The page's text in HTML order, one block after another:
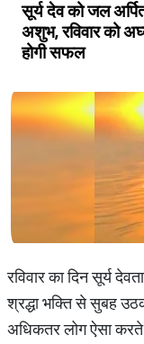
सूर्य देव को जल
अशुभ, रविवार को
होगी सफल
रविवार का दिन सूर्य
श्रद्धा भक्ति से सुबह
अधिकतर लोग ऐसा